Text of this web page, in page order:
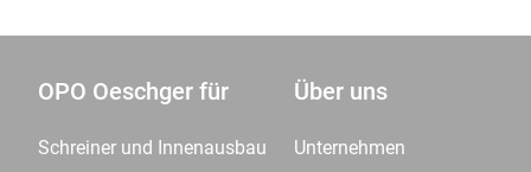
OPO Oeschger für
Schreiner und Innenausbau
Über uns
Unternehmen